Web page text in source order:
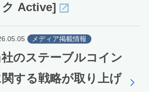
ク Active]
メディア掲載情報
のステーブルコイン
関する戦略が取り上げ